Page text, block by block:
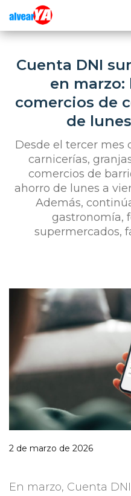
Cuenta DNI
en marzo:
comercios de
de
Desde el tercer mes
carnicerías,
comercios de
ahorro de lunes a
Además,
gastronomía,
supermercados,
2 de marzo de 2026
En marzo, Cuenta